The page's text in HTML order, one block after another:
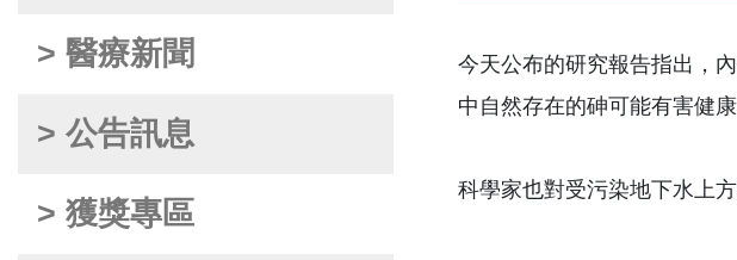
> 醫療新聞
> 公告訊息
> 獲獎專區
今天公布的研究報告指出，
中自然存在的砷可能有害健
科學家也對受污染地下水上